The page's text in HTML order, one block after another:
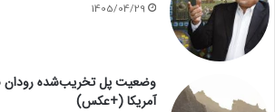
1405/04/29
وضعیت پل تخریب‌شده رودان
آمریکا (+عکس)